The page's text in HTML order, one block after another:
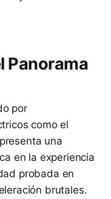
Panorama
por
como el
una
en la experiencia
probada en
brutales.